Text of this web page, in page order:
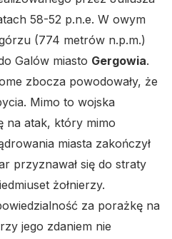
58-52 p.n.e. W owym
(774 metrów n.p.m.)
Galów miasto Gergowia.
zbocza powodowały, że
Mimo to wojska
na atak, który mimo
miasta zakończył
przyznawał się do straty
żołnierzy.
za porażkę na
jego zdaniem nie